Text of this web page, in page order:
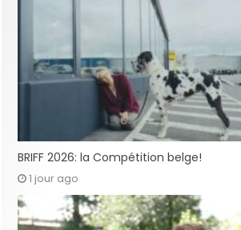
BRIFF 2026: la Compétition belge!
1 jour ago